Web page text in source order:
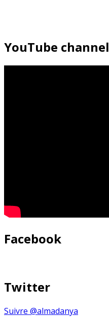
YouTube channel
Facebook
Twitter
Suivre @almadanya